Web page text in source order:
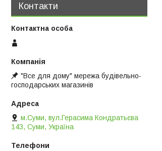
Контакти
"Все для дому" мережа будівельно-
господарських магазинів
м.Суми, вул.Герасима Кондратьєва
143, Суми, Україна